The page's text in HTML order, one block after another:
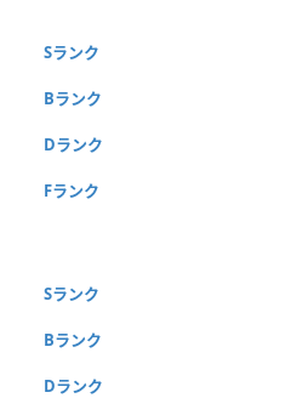
Sランク
Bランク
Dランク
Fランク
Sランク
Bランク
Dランク